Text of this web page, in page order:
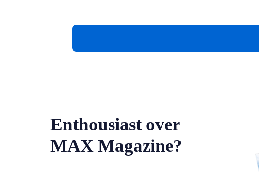
Enthousiast over
MAX Magazine?